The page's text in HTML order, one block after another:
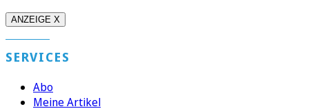
ANZEIGE X
SERVICES
Abo
Meine Artikel